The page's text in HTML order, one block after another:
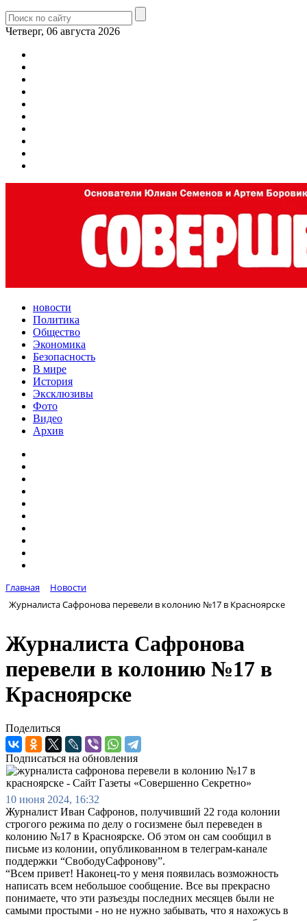
Четверг, 06 августа 2026
новости
Политика
Общество
Экономика
Безопасность
В мире
История
Эксклюзивы
Фото
Видео
Архив
Главная
Новости
Журналиста Сафронова перевели в колонию №17 в Красноярске
Журналиста Сафронова
перевели в колонию №17 в
Красноярске
Поделиться
Подписаться на обновления
10 июня 2024, 16:32
Журналист Иван Сафронов, получивший 22 года колонии
строгого режима по делу о госизмене был переведен в
колонию №17 в Красноярске. Об этом он сам сообщил в
письме из колонии, опубликованном в телеграм-канале
поддержки “СвободуСафронову”.
“Всем привет! Наконец-то у меня появилась возможность
написать всем небольшое сообщение. Все вы прекрасно
понимаете, что эти разъезды последних месяцев были не
самыми простыми - но не нужно забывать, что я нахожусь в